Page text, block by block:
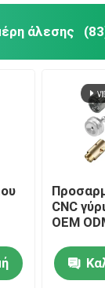
άλεσης
CNC
OEM